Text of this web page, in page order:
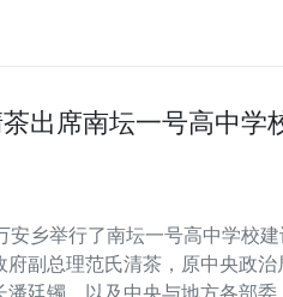
出席南坛一号高中学
安乡举行了南坛一号高中学校
副总理范氏清茶，原中央政治